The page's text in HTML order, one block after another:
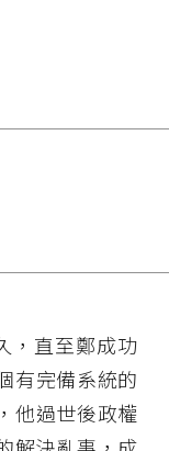
，直至鄭成功
有完備系統的
他過世後政權